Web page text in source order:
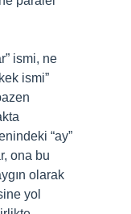
ismi, ne
ismi”
“ay”
ona bu
olarak
yol